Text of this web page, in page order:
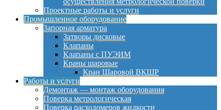
Проектные работы и услуги
Промышленное оборудование
Запорная арматура
Затворы дисковые
Клапаны
Клапаны с ПУЭИМ
Краны шаровые
Кран Шаровой ВКШР
Работы и услуги
Демонтаж — монтаж оборудования
Поверка метрологическая
Поверка расходомеров жидкости